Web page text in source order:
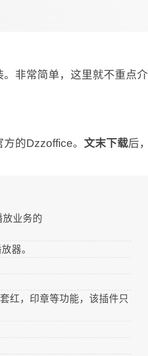
非常简单，这里就不重点介
的Dzzoffice。 文末下载后，
放业务的
器。
红，印章等功能，该插件只